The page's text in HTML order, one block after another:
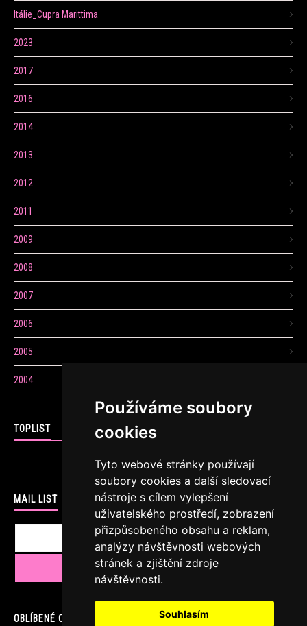
Používáme soubory
cookies
Tyto webové stránky používají
soubory cookies a další sledovací
nástroje s cílem vylepšení
uživatelského prostředí, zobrazení
přizpůsobeného obsahu a reklam,
analýzy návštěvnosti webových
stránek a zjištění zdroje
návštěvnosti.
Souhlasím
Itálie_Cupra Marittima
2023
2017
2016
2014
2013
2012
2011
2009
2008
2007
2006
2005
2004
TOPLIST
MAIL LIST
OBLÍBENÉ ODKAZY